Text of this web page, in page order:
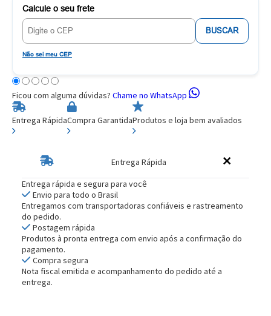
Calcule o seu frete
BUSCAR
Não sei meu CEP
Ficou com alguma dúvidas? Chame no WhatsApp
Entrega RápidaCompra GarantidaProdutos e loja bem avaliados
Entrega Rápida
Entrega rápida e segura para você
Envio para todo o Brasil
Entregamos com transportadoras confiáveis e rastreamento
do pedido.
Postagem rápida
Produtos à pronta entrega com envio após a confirmação do
pagamento.
Compra segura
Nota fiscal emitida e acompanhamento do pedido até a
entrega.